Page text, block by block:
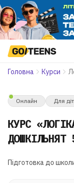
Головна Курси
Онлайн Для
КУРС
Підготовка до